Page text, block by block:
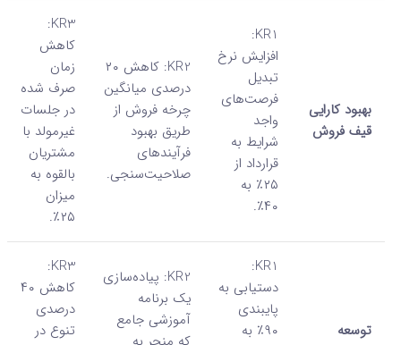
بهبود کارایی
قیف فروش
KR1:
افزایش نرخ
تبدیل
فرصت‌های
واجد
شرایط به
قرارداد از
۲۵٪ به
۴۰٪.
KR2: کاهش ۲۰
درصدی میانگین
چرخه فروش از
طریق بهبود
فرآیندهای
صلاحیت‌سنجی.
KR3:
کاهش
زمان
صرف شده
در جلسات
غیرمولد با
مشتریان
بالقوه به
میزان
۲۵٪.
توسعه
KR1:
دستیابی به
پایبندی
۹۰٪ به
KR2: پیاده‌سازی
یک برنامه
آموزشی جامع
KR3:
کاهش ۴۰
درصدی
تنوع در